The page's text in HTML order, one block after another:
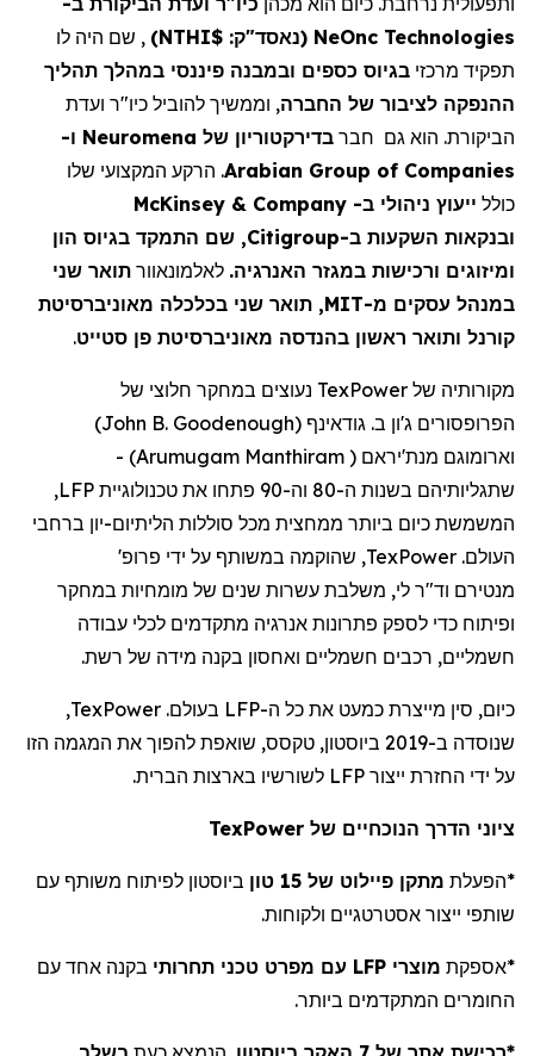
NeOnc Technologies (נאסד"ק: $NTHI
) , שם היה לו
תפקיד מרכזי בגיוס כספים ובמבנה פיננסי במהלך תהליך
ההנפקה לציבור של החברה, וממשיך להוביל כיו"ר ועדת
הביקורת. הוא גם חבר בדירקטוריון של Neuromena ו-
Arabian Group of Companies. הרקע המקצועי שלו
כולל ייעוץ ניהולי ב-
ובנקאות השקעות ב-Citigroup, שם התמקד בגיוס הון
ומיזוגים ורכישות במגזר האנרגיה. לאלמונאוור תואר שני
במנהל עסקים מ-MIT, תואר שני בכלכלה מאוניברסיטת
קורנל ותואר ראשון בהנדסה מאוניברסיטת פן סטייט.
מקורותיה של TexPower נעוצים במחקר חלוצי של
הפרופסורים ג'ון ב. גודאינף (
John B. Goodenough
)
וארומוגם מנת'יראם (
Arumugam Manthiram
)
-
שתגליותיהם בשנות ה-80 וה-90 פתחו את טכנולוגיית LFP,
המשמשת כיום ביותר ממחצית מכל סוללות הליתיום-יון ברחבי
העולם. TexPower, שהוקמה במשותף על ידי פרופ'
מנטירם וד"ר לי, משלבת עשרות שנים של מומחיות במחקר
ופיתוח כדי לספק פתרונות אנרגיה מתקדמים לכלי עבודה
חשמליים, רכבים חשמליים ואחסון בקנה מידה של רשת.
כיום, סין מייצרת כמעט את כל ה-LFP בעולם. TexPower
,
שנוסדה ב-2019 ביוסטון, טקסס, שואפת להפוך את המגמה הזו
על ידי החזרת ייצור LFP לשורשיו בארצות הברית.
ציוני הדרך הנוכחיים של TexPower
*הפעלת מתקן פיילוט של 15 טון
ביוסטון לפיתוח משותף עם
שותפי ייצור אסטרטגיים ולקוחות.
*אספקת מוצרי LFP עם מפרט טכני תחרותי
בקנה אחד עם
החומרים המתקדמים ביותר.